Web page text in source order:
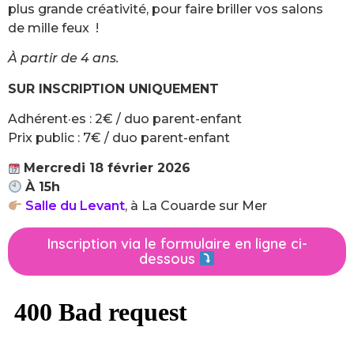
plus grande créativité, pour faire briller vos salons
de mille feux !
À partir de 4 ans.
SUR INSCRIPTION UNIQUEMENT
Adhérent·es : 2€ / duo parent-enfant
Prix public : 7€ / duo parent-enfant
Mercredi 18 février 2026
À 15h
Salle du Levant, à La Couarde sur Mer
Inscription via le formulaire en ligne ci-
dessous